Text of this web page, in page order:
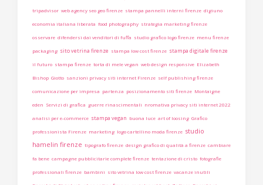
tripadvisor web agency seo geo firenze stampa pannelli interni firenze digiuno
economia italiana liberata food photography strategia marketing firenze
osservare difendersi dai venditori di fuffa studio grafico logo firenze menu firenze
packaging sito vetrina firenze stampa low cost firenze stampa digitale firenze
il futuro stampa firenze torta di mele vegan web design responsive Elizabeth
Bishop Giotto sanzioni privacy siti internet Firenze self publishing firenze
comunicazione per impresa partenza posizionamento siti firenze Montaigne
eden Servizi di grafica guerre rinascimentali nromativa privacy siti internet 2022
analisi per e-commerce stampa vegan buona luce art of loosing Grafico
professionista Firenze marketing logo cartellino moda firenze studio
hamelin firenze tipografo firenze design grafico di qualità a firenze cambiare
fa bene campagne pubblicitarie complete firenze tentazione di cristo fotografie
professionali firenze bambini sito vetrina low cost firenze vacanze inutili